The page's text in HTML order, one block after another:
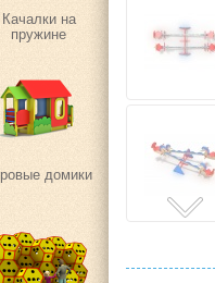
Качалки на
пружине
домики